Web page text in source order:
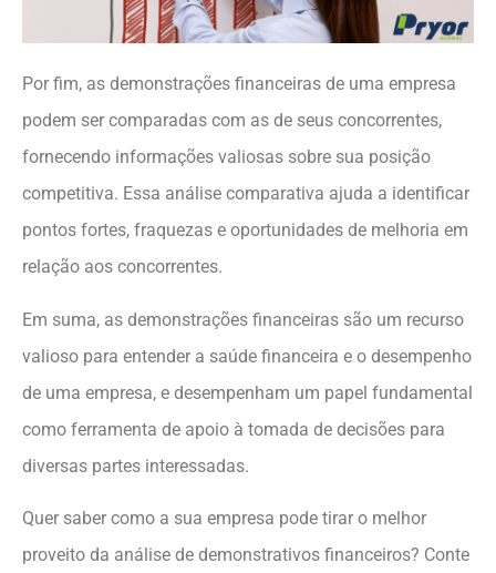
Por fim, as demonstrações financeiras de uma empresa
podem ser comparadas com as de seus concorrentes,
fornecendo informações valiosas sobre sua posição
competitiva. Essa análise comparativa ajuda a identificar
pontos fortes, fraquezas e oportunidades de melhoria em
relação aos concorrentes.
Em suma, as demonstrações financeiras são um recurso
valioso para entender a saúde financeira e o desempenho
de uma empresa, e desempenham um papel fundamental
como ferramenta de apoio à tomada de decisões para
diversas partes interessadas.
Quer saber como a sua empresa pode tirar o melhor
proveito da análise de demonstrativos financeiros? Conte